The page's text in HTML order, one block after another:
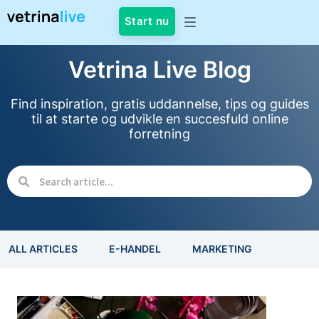
Start nu
Vetrina Live Blog
Find inspiration, gratis uddannelse, tips og guides
til at starte og udvikle en succesfuld online
forretning
ALL ARTICLES E-HANDEL MARKETING